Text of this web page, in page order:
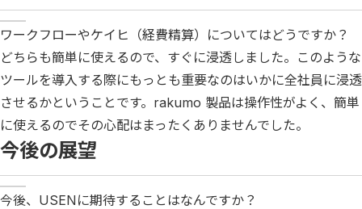
ワークフローやケイヒ（経費精算）についてはどうですか？
どちらも簡単に使えるので、すぐに浸透しました。このような
ツールを導入する際にもっとも重要なのはいかに全社員に浸透
させるかということです。rakumo 製品は操作性がよく、簡単
に使えるのでその心配はまったくありませんでした。
今後の展望
今後、USENに期待することはなんですか？